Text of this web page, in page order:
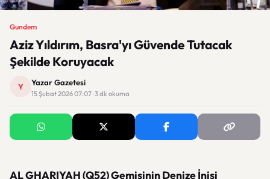
Gundem
Aziz Yıldırım, Basra'yı Güvende Tutacak
Şekilde Koruyacak
Y Yazar Gazetesi
15 Şubat 2026 07:07 · 3 dk okuma
AL GHARIYAH (Q52) Gemisinin Denize İnişi